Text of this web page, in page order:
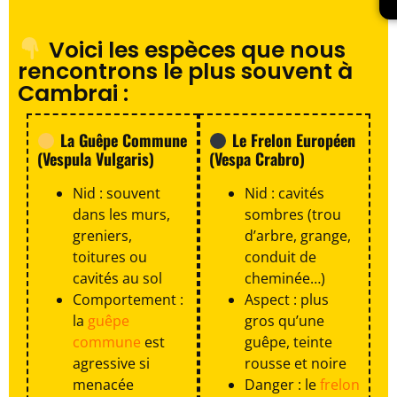
Voici les espèces que nous
rencontrons le plus souvent à
Cambrai :
La Guêpe Commune
(Vespula Vulgaris)
Nid : souvent
dans les murs,
greniers,
toitures ou
cavités au sol
Comportement :
la guêpe
commune est
agressive si
menacée
Le Frelon Européen
(Vespa Crabro)
Nid : cavités
sombres (trou
d’arbre, grange,
conduit de
cheminée…)
Aspect : plus
gros qu’une
guêpe, teinte
rousse et noire
Danger : lefrelon